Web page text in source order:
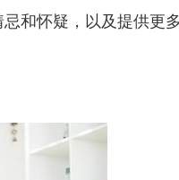
和怀疑，以及提供更